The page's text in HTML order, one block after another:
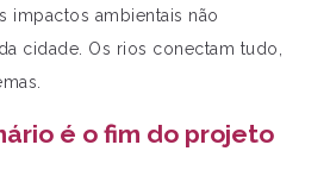
impactos ambientais não
cidade. Os rios conectam tudo,
é o fim do projeto